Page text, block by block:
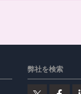
弊社を検索